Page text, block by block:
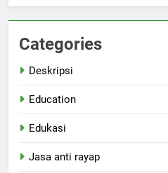
Categories
Deskripsi
Education
Edukasi
Jasa anti rayap